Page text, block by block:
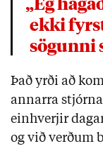
ekki
sögunni
Það yrði að
annarra
einhverjir
og við verðum